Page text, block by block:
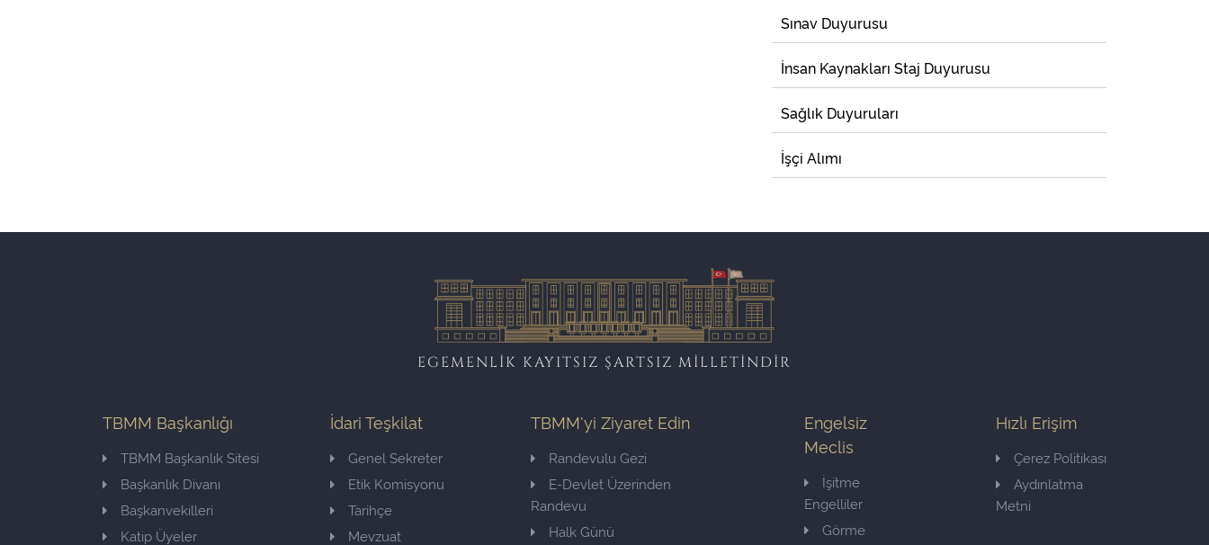
Sınav Duyurusu
İnsan Kaynakları Staj Duyurusu
Sağlık Duyuruları
İşçi Alımı
EGEMENLİK KAYITSIZ ŞARTSIZ MİLLETİNDİR
TBMM Başkanlığı
TBMM Başkanlık Sitesi
Başkanlık Divanı
Başkanvekilleri
Katip Üyeler
İdari Teşkilat
Genel Sekreter
Etik Komisyonu
Tarihçe
Mevzuat
TBMM'yi Ziyaret Edin
Randevulu Gezi
E-Devlet Üzerinden
Randevu
Halk Günü
Engelsiz
Meclis
İşitme
Engelliler
Görme
Hızlı Erişim
Çerez Politikası
Aydınlatma
Metni